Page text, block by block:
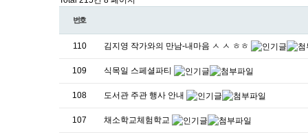
번호
110 김지영 작가와의 만남-내마음 ㅅ ㅅ ㅎㅎ
109 식목일 스페셜파티
108 도서관 주관 행사 안내
107 채소학교체험학교